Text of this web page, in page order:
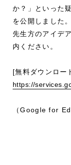
か？」といった
を公開しました。
先生方のアイデ
内ください。
[無料ダウンロ
https://
（Google for